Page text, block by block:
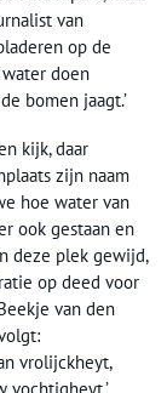
van
op de
doen
bomen jaagt.’
kijk, daar
zijn naam
hoe water van
ook gestaan en
deze plek gewijd,
op deed voor
van den
vrolijckheyt,